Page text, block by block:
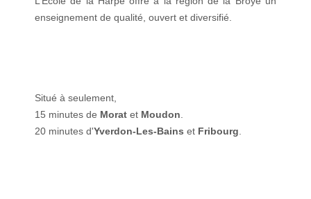
enseignement de qualité, ouvert et diversifié.
Situé à seulement,
15 minutes de Morat et Moudon
20 minutes d'Yverdon-Les-Bains et Fribourg